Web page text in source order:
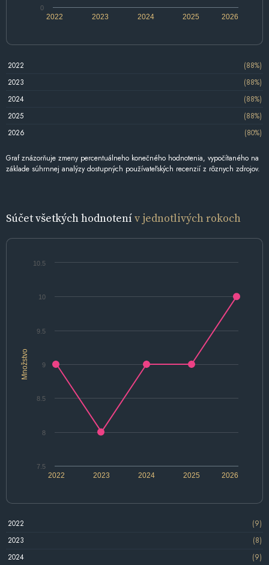
2022 2024 2026
2023 2025
0
2022
(88%)
2023
(88%)
2024
(88%)
2025
(88%)
2026
(80%)
Graf znázorňuje zmeny percentuálneho konečného hodnotenia, vypočítaného na
základe súhrnnej analýzy dostupných používateľských recenzií z rôznych zdrojov.
Súčet všetkých hodnotenív jednotlivých rokoch
Množstvo
2025
2022 2023 2024 2026
7.5
8
8.5
9
9.5
10
10.5
2022
(9)
2023
(8)
2024
(9)